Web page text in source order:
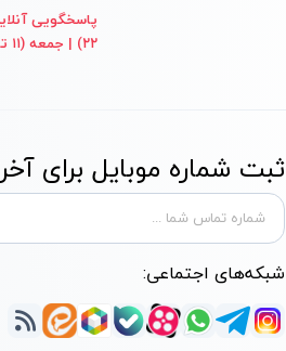
پاسخگویی
۲۲) | جمعه (۱۱ تا ۲۲)
ثبت شماره موبایل برای
شبکه‌های اجتماعی: